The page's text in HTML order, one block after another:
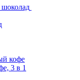
кофе
3 в 1